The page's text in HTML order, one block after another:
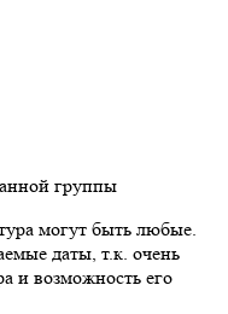
группы
могут быть любые.
даты, т.к. очень
и возможность его